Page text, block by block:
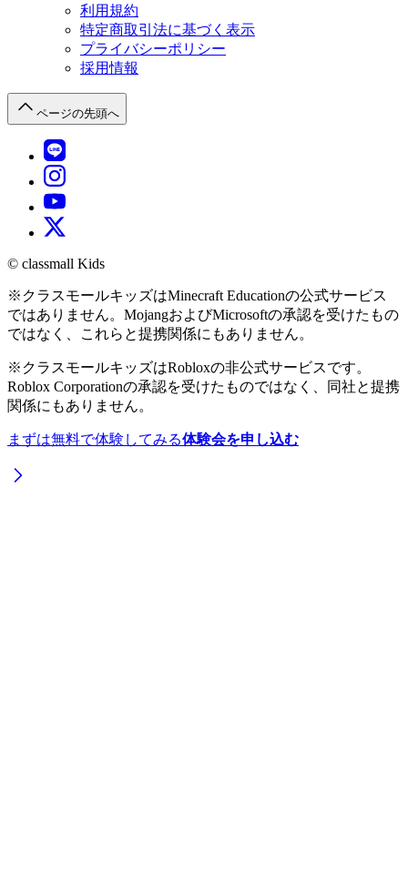
利用規約
特定商取引法に基づく表示
プライバシーポリシー
採用情報
ページの先頭へ
© classmall Kids
※ クラスモールキッズはMinecraft Educationの公式サービス
ではありません。MojangおよびMicrosoftの承認を受けたもの
ではなく、これらと提携関係にもありません。
※ クラスモールキッズはRobloxの非公式サービスです。
Roblox Corporationの承認を受けたものではなく、同社と提携
関係にもありません。
まずは無料で体験してみる体験会を申し込む